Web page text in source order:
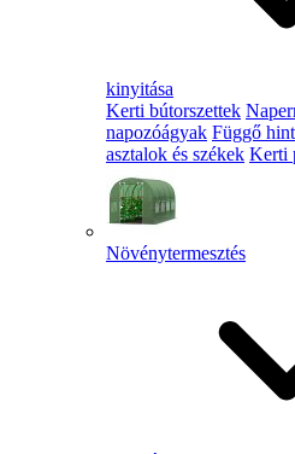
kinyitása
Kerti bútorszettek
napozóágyak Függő
asztalok és székek Kerti
Növénytermesztés